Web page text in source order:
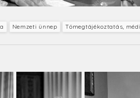
Nemzeti ünnep Tömegtájékoztatás,